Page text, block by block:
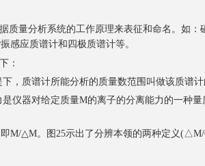
质量分析系统的工作原理来表征和命名。如：
感应质谱计和四极质谱计等。
：
，质谱计所能分析的质量数范围叫做该质谱计
仪器对给定质量M的离子的分离能力的一种
M/△M。图25示出了分辨本领的两种定义(△M/